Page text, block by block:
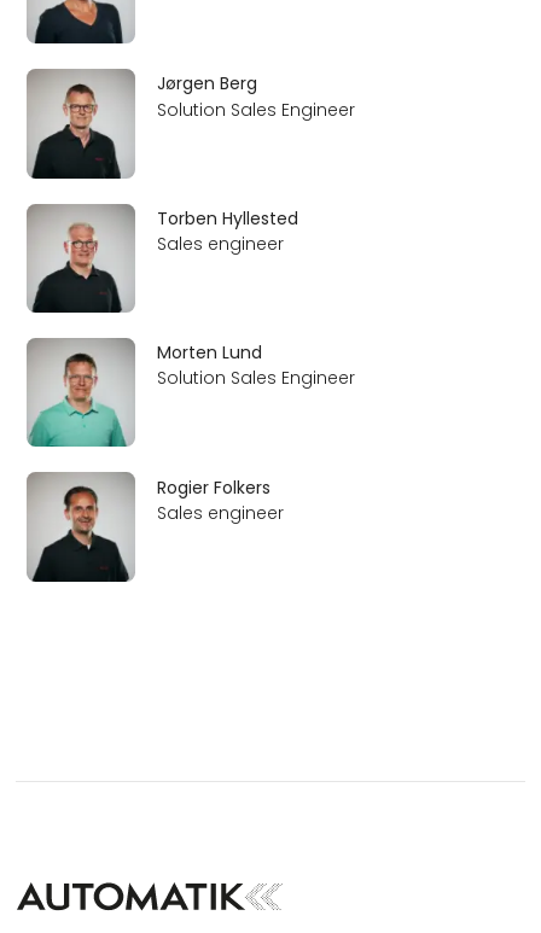
Jørgen Berg
Solution Sales Engineer
Torben Hyllested
Sales engineer
Morten Lund
Solution Sales Engineer
Rogier Folkers
Sales engineer